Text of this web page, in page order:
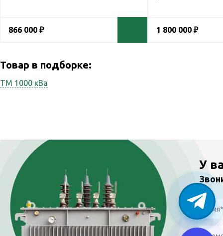
866 000 ₽ 1 800 000 ₽
Товар в подборке:
ТМ 1000 кВа
У